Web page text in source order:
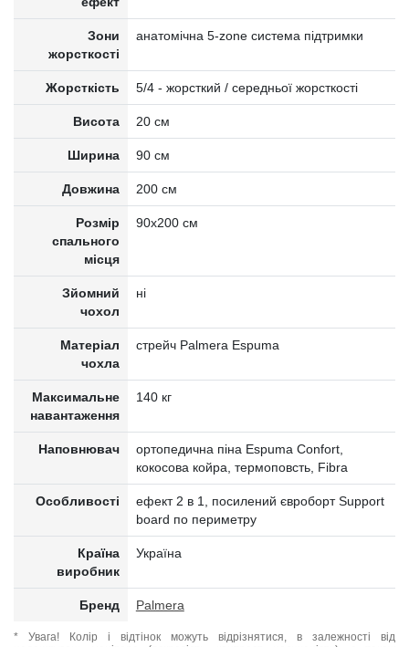
Зони
жорсткості
анатомічна 5-zone система підтримки
Жорсткість 5/4 - жорсткий / середньої жорсткості
Висота 20 см
Ширина 90 см
Довжина 200 см
Розмір
спального
місця
90x200 см
Зйомний
чохол
ні
Матеріал
чохла
стрейч Palmera Espuma
Максимальне
навантаження
140 кг
Наповнювач
ортопедична піна Espuma Confort,
кокосова койра, термоповсть, Fibra
Особливості
ефект 2 в 1, посилений євроборт Support
board по периметру
Країна
виробник
Україна
Бренд Palmera
* Увага! Колір і відтінок можуть відрізнятися, в залежності від